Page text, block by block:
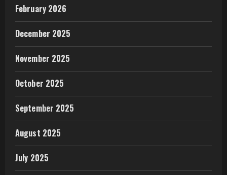
February 2026
December 2025
November 2025
October 2025
September 2025
August 2025
July 2025